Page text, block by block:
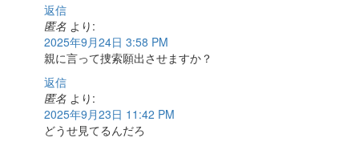
返信
匿名 より:
2025年9月24日 3:58 PM
親に言って捜索願出させますか？
返信
匿名 より:
2025年9月23日 11:42 PM
どうせ見てるんだろ